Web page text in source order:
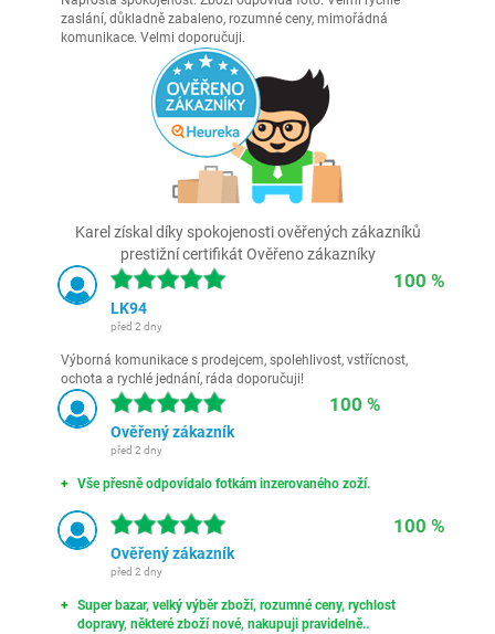
zaslání, důkladně zabaleno, rozumné ceny, mimořádná
komunikace. Velmi doporučuji.
Karel získal díky spokojenosti ověřených zákazníků
prestižní certifikát Ověřeno zákazníky
100 %
LK94
před 2 dny
Výborná komunikace s prodejcem, spolehlivost, vstřícnost,
ochota a rychlé jednání, ráda doporučuji!
100 %
Ověřený zákazník
před 2 dny
Vše přesně odpovídalo fotkám inzerovaného zoží.
100 %
Ověřený zákazník
před 2 dny
Super bazar, velký výběr zboží, rozumné ceny, rychlost
dopravy, některé zboží nové, nakupuji pravidelně..